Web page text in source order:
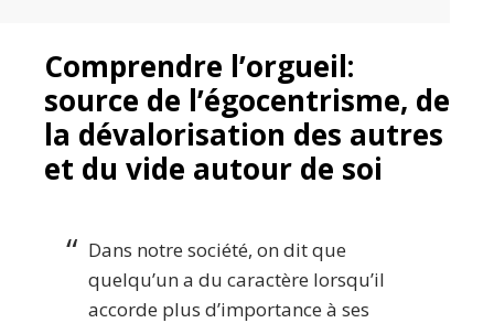
Comprendre l’orgueil:
source de l’égocentrisme, de
la dévalorisation des autres
et du vide autour de soi
Dans notre société, on dit que
quelqu’un a du caractère lorsqu’il
accorde plus d’importance à ses